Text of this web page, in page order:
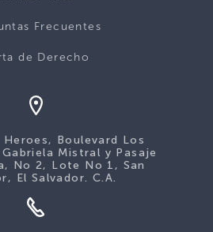
Frecuentes
de Derecho
Boulevard Los
Mistral y Pasaje
No 2, Lote No 1, San
El Salvador. C.A.